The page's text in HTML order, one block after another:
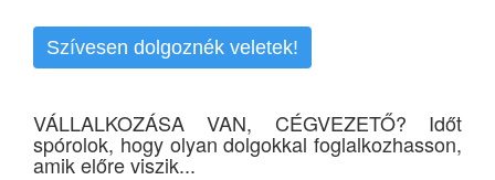
Szívesen dolgoznék veletek!
VÁLLALKOZÁSA VAN, CÉGVEZETŐ? Időt
spórolok, hogy olyan dolgokkal foglalkozhasson,
amik előre viszik...